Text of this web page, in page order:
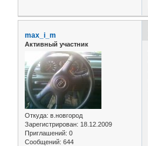
max_i_m
Активный участник
Откуда: в.новгород
Зарегистрирован: 18.12.2009
Приглашений: 0
Сообщений: 644